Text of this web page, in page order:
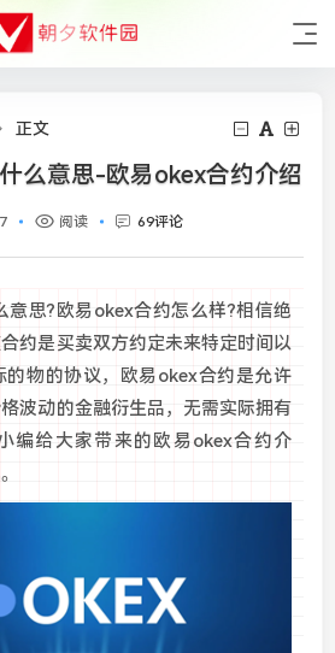
正文
么意思-欧易okex合约介绍
阅读 69评论
意思?欧易okex合约怎么样?相信绝
约是买卖双方约定未来特定时间以
的物的协议，欧易okex合约是允许
波动的金融衍生品，无需实际拥有
编给大家带来的欧易okex合约介